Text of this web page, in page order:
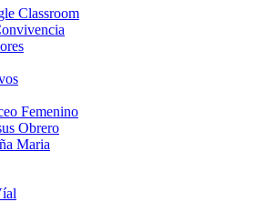
Classroom
Femenino
Obrero
Maria